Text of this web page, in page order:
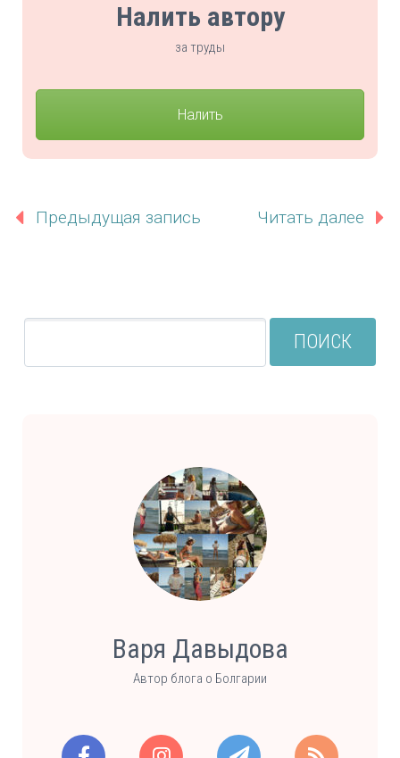
Налить автору
за труды
Налить
Предыдущая запись Читать далее
ПОИСК
Варя Давыдова
Автор блога о Болгарии